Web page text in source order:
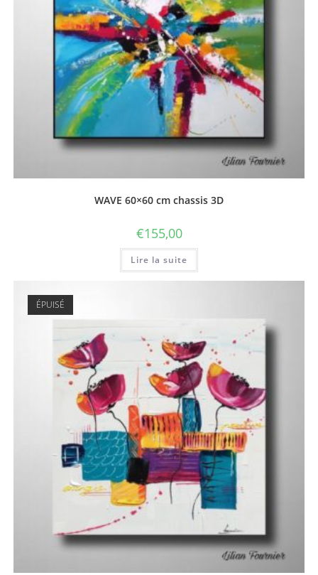
WAVE 60×60 cm chassis 3D
€155,00
Lire la suite
ÉPUISÉ